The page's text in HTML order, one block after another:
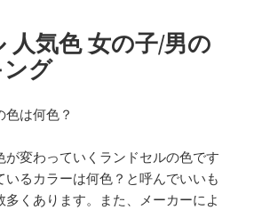
人気色 女の子/男の
グ
は何色？
が変わっていくランドセルの色です
いるカラーは何色？と呼んでいいも
くあります。また、メーカーによ